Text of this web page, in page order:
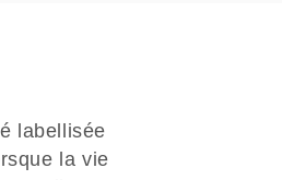
labellisée
la vie